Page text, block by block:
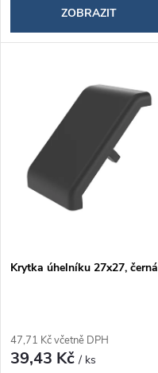
k
k
ZOBRAZIT
Krytka úhelníku 27x27, černá
47,71 Kč včetně DPH
39,43 Kč/ ks